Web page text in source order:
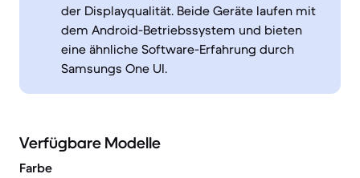
der Displayqualität. Beide Geräte laufen mit
dem Android-Betriebssystem und bieten
eine ähnliche Software-Erfahrung durch
Samsungs One UI.
Verfügbare Modelle
Farbe